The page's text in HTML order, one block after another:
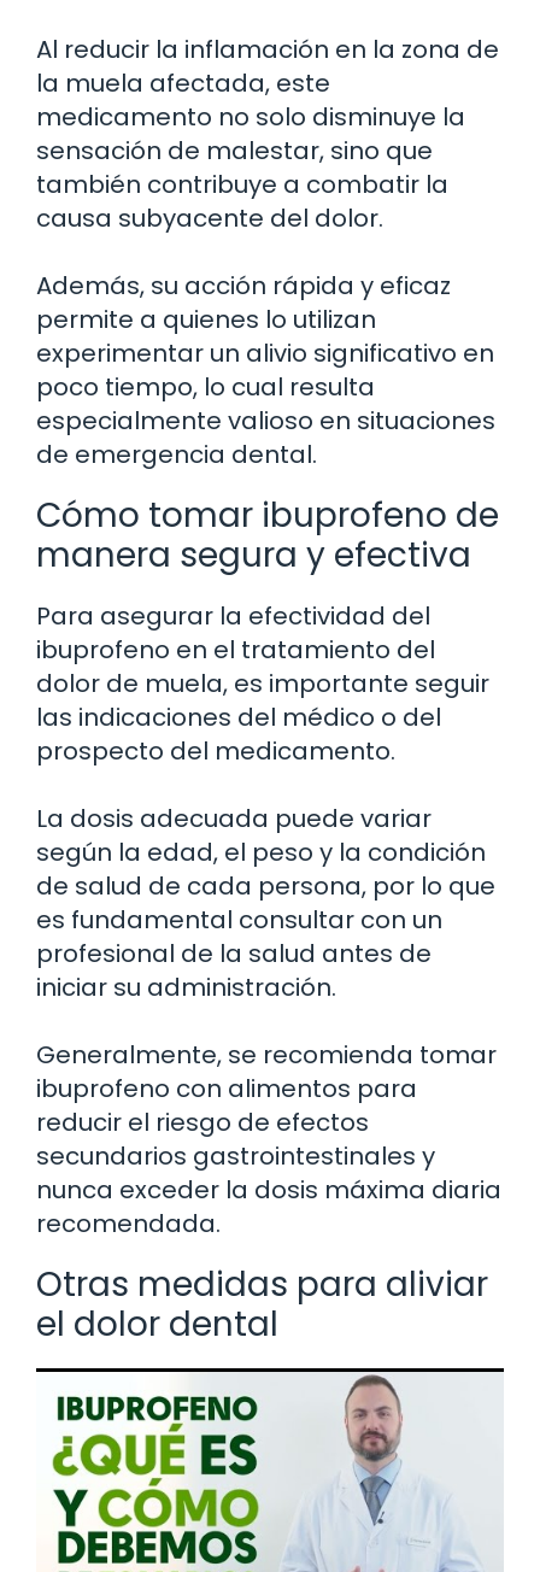
Al reducir la inflamación en la zona de
la muela afectada, este
medicamento no solo disminuye la
sensación de malestar, sino que
también contribuye a combatir la
causa subyacente del dolor.
Además, su acción rápida y eficaz
permite a quienes lo utilizan
experimentar un alivio significativo en
poco tiempo, lo cual resulta
especialmente valioso en situaciones
de emergencia dental.
Cómo tomar ibuprofeno de
manera segura y efectiva
Para asegurar la efectividad del
ibuprofeno en el tratamiento del
dolor de muela, es importante seguir
las indicaciones del médico o del
prospecto del medicamento.
La dosis adecuada puede variar
según la edad, el peso y la condición
de salud de cada persona, por lo que
es fundamental consultar con un
profesional de la salud antes de
iniciar su administración.
Generalmente, se recomienda tomar
ibuprofeno con alimentos para
reducir el riesgo de efectos
secundarios gastrointestinales y
nunca exceder la dosis máxima diaria
recomendada.
Otras medidas para aliviar
el dolor dental